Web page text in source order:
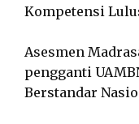
Kompetensi
Asesmen
pengganti
Berstandar